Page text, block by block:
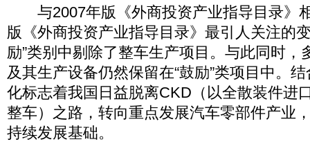
与2007年版《外商投资产业指导目录》
版《外商投资产业指导目录》最引人关注的
励”类别中剔除了整车生产项目。与此同时，
及其生产设备仍然保留在“鼓励”类项目中。
化标志着我国日益脱离CKD（以全散装件进
整车）之路，转向重点发展汽车零部件产业
持续发展基础。